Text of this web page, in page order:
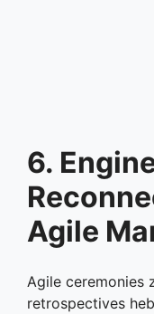
6.
Agile
Agile ceremonies
retrospectives